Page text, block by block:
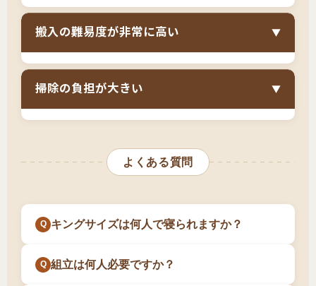
す。
保し、ベッドはシンプルで通気性の良いものを
選ぶ方が、家族全員の睡眠環境を優先できま
心地を向上させられます。
12畳以上の主寝室がある戸建て・新築マンショ
ンにお住まいの方
子供が二人以上いて、家族全員で寝たい方
川の字で寝る時間を大切にしたいご家族
通気性を重視し家族全員が清潔に眠りたい方
ファミリーベッドでもシンプルなものが欲しい
組立をできるだけ簡単に済ませたい方
保できたご家族で、お子様が複数いて家族全員
キングサイズ（幅180cm）は、最低でも12畳以
上、理想的には14畳以上の主寝室が必要
てや新築マンションで広い主寝室を確保できる
性がある場合、次の住居にキングサイズが入る
搬入の難易度が非常に高い ▼
キングサイズは梱包が極めて大きく、搬入が非
常に困難です。ステーションベッドはシンプル
不可能な場合もあります。購入前に、玄関・廊
下・階段・ドアの幅、エレベーターのサイズな
さい。場合によっては窓からの吊り上げが必要
掃除の負担が大きい ▼
グサイズは床下も非常に広く、ホコリが溜まり
やすくなります。定期的な掃除が必要ですが、
す。小さいお子様がいるご家庭では、ベッド下
は増えます。
よくある質問
キングサイズは何人で寝られますか？
組立は何人必要ですか？